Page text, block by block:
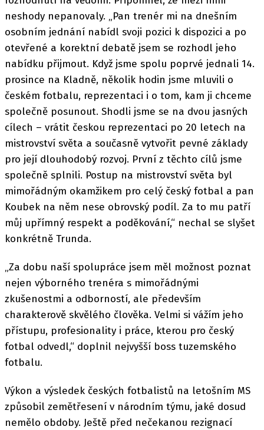
neshody nepanovaly. „Pan trenér mi na dnešním
osobním jednání nabídl svoji pozici k dispozici a po
otevřené a korektní debatě jsem se rozhodl jeho
nabídku přijmout. Když jsme spolu poprvé jednali 14.
prosince na Kladně, několik hodin jsme mluvili o
českém fotbalu, reprezentaci i o tom, kam ji chceme
společně posunout. Shodli jsme se na dvou jasných
cílech – vrátit českou reprezentaci po 20 letech na
mistrovství světa a současně vytvořit pevné základy
pro její dlouhodobý rozvoj. První z těchto cílů jsme
společně splnili. Postup na mistrovství světa byl
mimořádným okamžikem pro celý český fotbal a pan
Koubek na něm nese obrovský podíl. Za to mu patří
můj upřímný respekt a poděkování,“ nechal se slyšet
konkrétně Trunda.
„Za dobu naší spolupráce jsem měl možnost poznat
nejen výborného trenéra s mimořádnými
zkušenostmi a odborností, ale především
charakterově skvělého člověka. Velmi si vážím jeho
přístupu, profesionality i práce, kterou pro český
fotbal odvedl,“ doplnil nejvyšší boss tuzemského
fotbalu.
Výkon a výsledek českých fotbalistů na letošním MS
způsobil zemětřesení v národním týmu, jaké dosud
nemělo obdoby. Ještě před nečekanou rezignací